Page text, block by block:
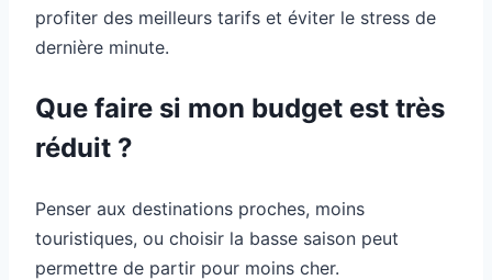
profiter des meilleurs tarifs et éviter le stress de
dernière minute.
Que faire si mon budget est très
réduit ?
Penser aux destinations proches, moins
touristiques, ou choisir la basse saison peut
permettre de partir pour moins cher.